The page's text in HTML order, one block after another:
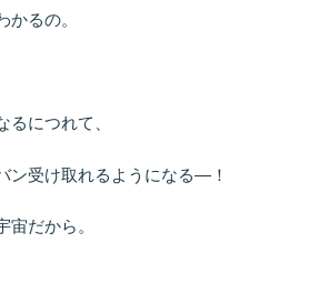
かるの。
るにつれて、
ン受け取れるようになる―！
宙だから。